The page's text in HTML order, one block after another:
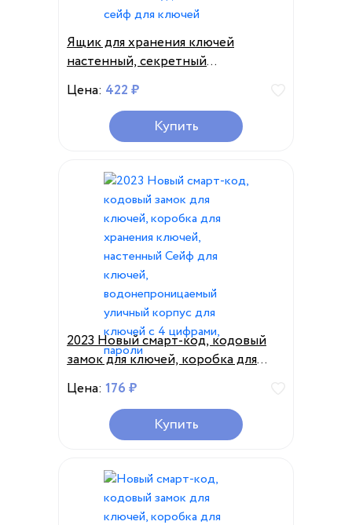
Ящик для хранения ключей
настенный, секретный
органайзер, 4-значный
комбинированный сейф с кодом
безопасности и паролем, без
ключа, домашний сейф для ключей
Цена: 422 ₽
Купить
2023 Новый смарт-код, кодовый
замок для ключей, коробка для
хранения ключей, настенный Сейф
для ключей, водонепроницаемый
уличный корпус для ключей с 4
цифрами, пароли
Цена: 176 ₽
Купить